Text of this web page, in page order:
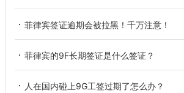
菲律宾签证逾期会被拉黑！千万注意！
菲律宾的9F长期签证是什么签证？
人在国内碰上9G工签过期了怎么办？